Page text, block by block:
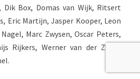
Dik Box, Domas van Wijk, Ritsert
Eric Martijn, Jasper Kooper, Leon
Marc Zwysen, Oscar Peters,
Rijkers, Werner van der Zwan,